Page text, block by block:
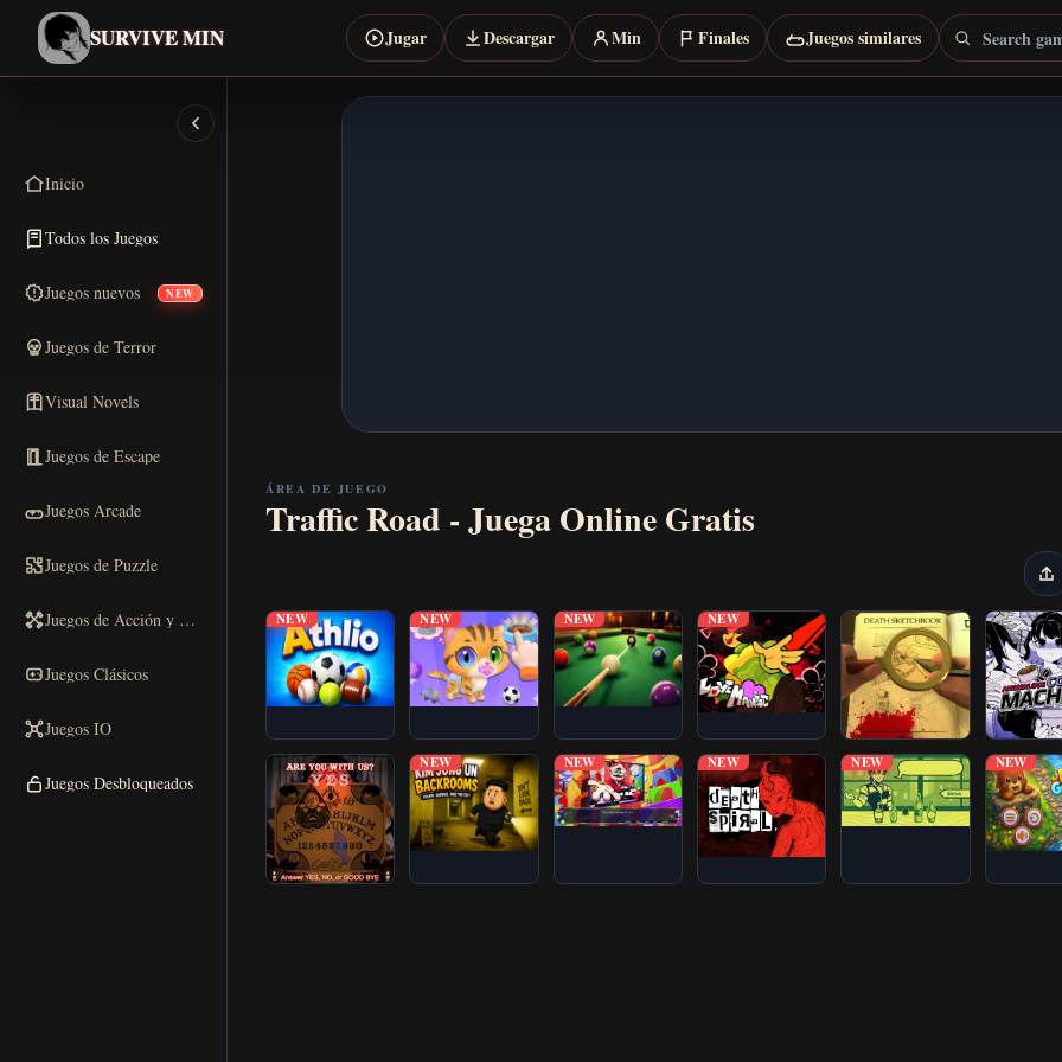
SURVIVE MIN Jugar Descargar Min Finales Juegos similares Search games
Inicio
Todos los Juegos
Juegos nuevos NEW
Juegos de Terror
Visual Novels
Juegos de Escape
Juegos Arcade
Juegos de Puzzle
Juegos de Acción y Carreras
Juegos Clásicos
Juegos IO
Juegos Desbloqueados
ÁREA DE JUEGO
Traffic Road - Juega Online Gratis
NEW NEW NEW NEW
NEW NEW NEW NEW NEW